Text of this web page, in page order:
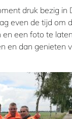
druk bezig in
even de tijd om
een foto te
en dan genieten